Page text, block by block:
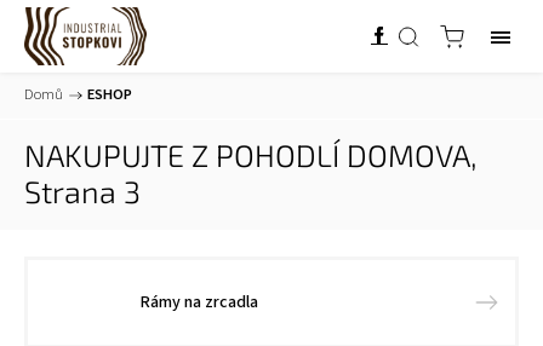
Domů / ESHOP
NAKUPUJTE Z POHODLÍ DOMOVA,
Strana 3
Rámy na zrcadla